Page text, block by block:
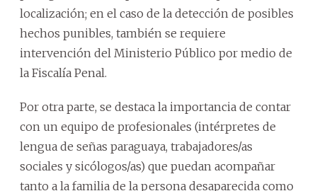
localización; en el caso de la detección de posibles
hechos punibles, también se requiere
intervención del Ministerio Público por medio de
la Fiscalía Penal.
Por otra parte, se destaca la importancia de contar
con un equipo de profesionales (intérpretes de
lengua de señas paraguaya, trabajadores/as
sociales y sicólogos/as) que puedan acompañar
tanto a la familia de la persona desaparecida como